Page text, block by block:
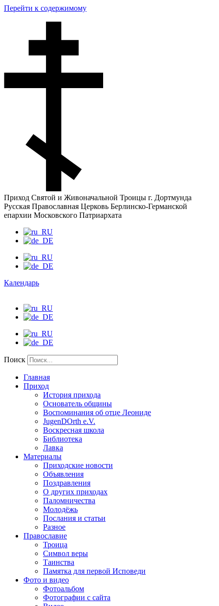
Перейти к содержимому
Приход Святой и Живоначальной Троицы г. Дортмунда
Русская Православная Церковь Берлинско-Германской
епархии Московского Патриархата
Календарь
Поиск
Главная
Приход
История прихода
Основатель общины
Воспоминания об отце Леониде
JugenDOrth e.V.
Воскресная школа
Библиотека
Лавка
Материалы
Приходские новости
Объявления
Поздравления
О других приходах
Паломничества
Молодёжь
Послания и статьи
Разное
Православие
Троица
Символ веры
Таинства
Памятка для первой Исповеди
Фото и видео
Фотоальбом
Фотографии с сайта